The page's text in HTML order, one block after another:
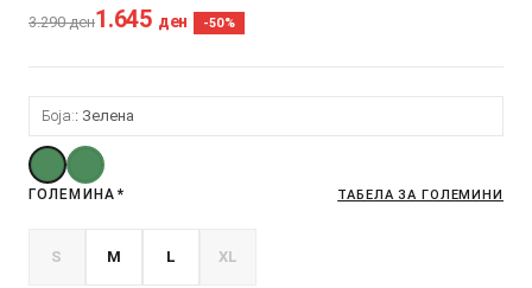
3.290ден1.645 ден -50%
Боја: Зелена
ГОЛЕМИНА * ТАБЕЛА ЗА ГОЛЕМИНИ
S M L XL